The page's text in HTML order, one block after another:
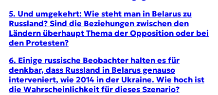
r
n
a
i
m
u
s
u
5. Und umgekehrt: Wie steht man in Belarus zu
Russland? Sind die Beziehungen zwischen den
Ländern überhaupt Thema der Opposition oder bei
den Protesten?
6. Einige russische Beobachter halten es für
denkbar, dass Russland in Belarus genauso
interveniert, wie 2014 in der Ukraine. Wie hoch ist
die Wahrscheinlichkeit für dieses Szenario?